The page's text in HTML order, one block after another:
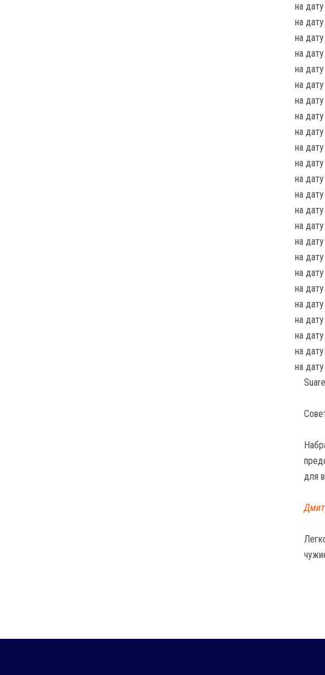
на
на
на
на
на
на
на
на
на
на
на
на
на
на
на
на
на
на
на
на
на
на
на
на
для